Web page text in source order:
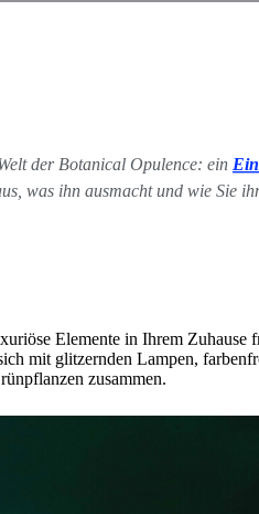
der Botanical Opulence: ein
was ihn ausmacht und wie Sie
Elemente in Ihrem
mit glitzernden Lampen,
zusammen.